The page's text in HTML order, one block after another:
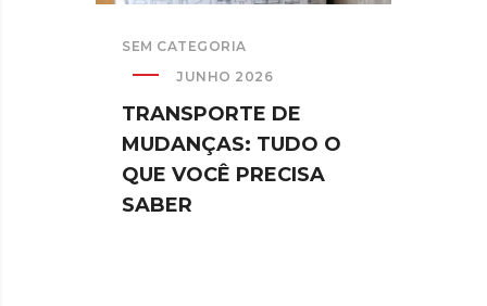
SEM CATEGORIA
JUNHO 2026
TRANSPORTE DE
MUDANÇAS: TUDO O
QUE VOCÊ PRECISA
SABER